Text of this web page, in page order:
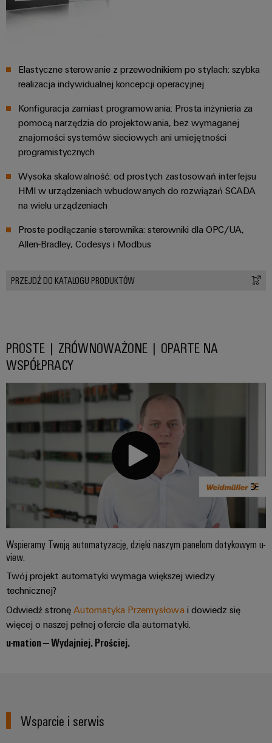
Elastyczne sterowanie z przewodnikiem po stylach: szybka
realizacja indywidualnej koncepcji operacyjnej
Konfiguracja zamiast programowania: Prosta inżynieria za
pomocą narzędzia do projektowania, bez wymaganej
znajomości systemów sieciowych ani umiejętności
programistycznych
Wysoka skalowalność: od prostych zastosowań interfejsu
HMI w urządzeniach wbudowanych do rozwiązań SCADA
na wielu urządzeniach
Proste podłączanie sterownika: sterowniki dla OPC/UA,
Allen-Bradley, Codesys i Modbus
PRZEJDŹ DO KATALOGU PRODUKTÓW
PROSTE | ZRÓWNOWAŻONE | OPARTE NA
WSPÓŁPRACY
Wspieramy Twoją automatyzację, dzięki naszym panelom dotykowym u-
view.
Twój projekt automatyki wymaga większej wiedzy
technicznej?
Odwiedź stronę Automatyka Przemysłowa i dowiedz się
więcej o naszej pełnej ofercie dla automatyki.
u-mation – Wydajniej. Prościej.
Wsparcie i serwis